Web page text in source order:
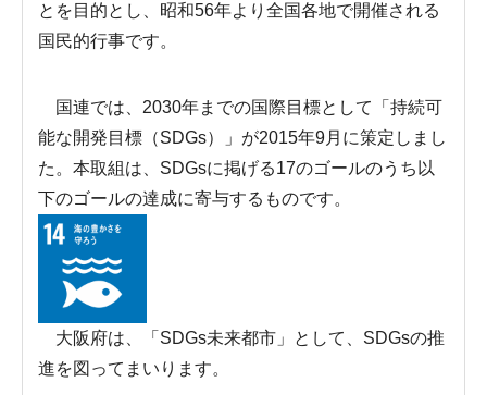
とを目的とし、昭和56年より全国各地で開催される
国民的行事です。
国連では、2030年までの国際目標として「持続可
能な開発目標（SDGs）」が2015年9月に策定しまし
た。本取組は、SDGsに掲げる17のゴールのうち以
下のゴールの達成に寄与するものです。
大阪府は、「SDGs未来都市」として、SDGsの推
進を図ってまいります。